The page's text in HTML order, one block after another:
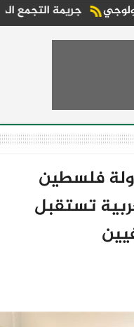
التجمع الخامس.. سر
فلسطين
تستقبل